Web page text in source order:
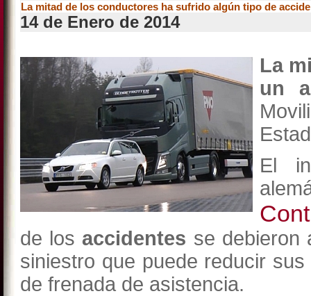
La mitad de los conductores ha sufrido algún tipo de
14 de Enero de 2014
La
un
El
de los accidentes se
siniestro que puede reducir
de frenada de asistencia.